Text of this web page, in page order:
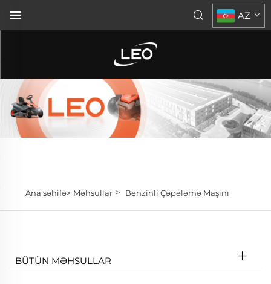
AZ
Ana səhifə> Məhsullar> Benzinli Çəpələmə Maşını
BÜTÜN MƏHSULLAR